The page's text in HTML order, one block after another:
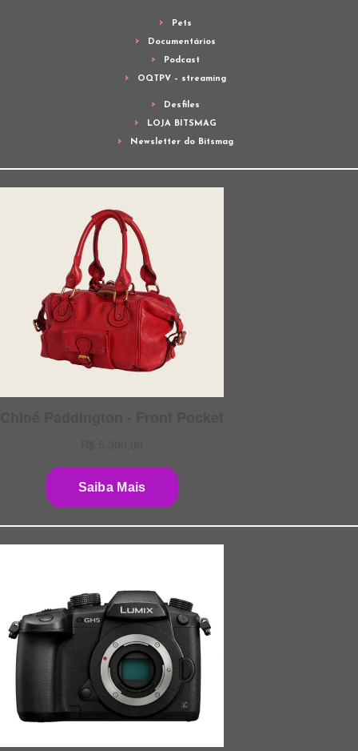
Pets
Documentários
Podcast
OQTPV – streaming
Desfiles
LOJA BITSMAG
Newsletter do Bitsmag